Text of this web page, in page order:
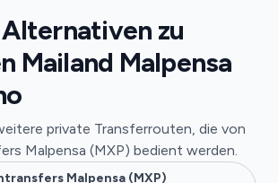
zu
Mailand Malpensa
private Transferrouten, die von
Malpensa (MXP) bedient werden.
Malpensa (MXP)